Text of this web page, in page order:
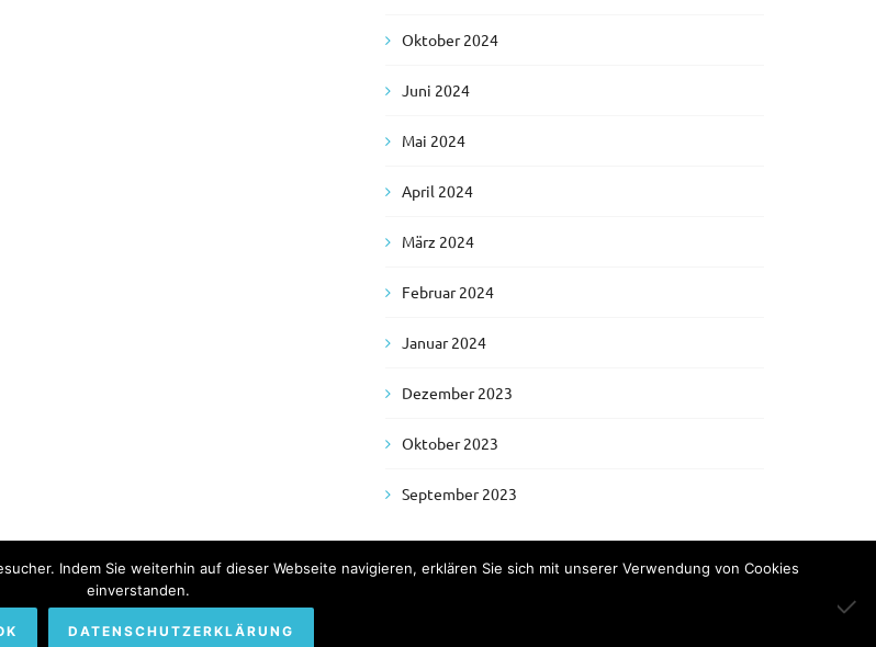
Oktober 2024
Juni 2024
Mai 2024
April 2024
März 2024
Februar 2024
Januar 2024
Dezember 2023
Oktober 2023
September 2023
Indem Sie weiterhin auf dieser Webseite navigieren, erklären Sie sich mit unserer Verwendung von Cookies
einverstanden.
DATENSCHUTZERKLÄRUNG